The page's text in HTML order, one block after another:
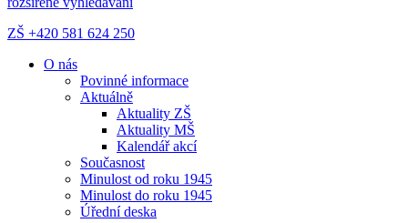
ZŠ +420 581 624 250
O nás
Povinné informace
Aktuálně
Aktuality ZŠ
Aktuality MŠ
Kalendář akcí
Současnost
Minulost od roku 1945
Minulost do roku 1945
Úřední deska